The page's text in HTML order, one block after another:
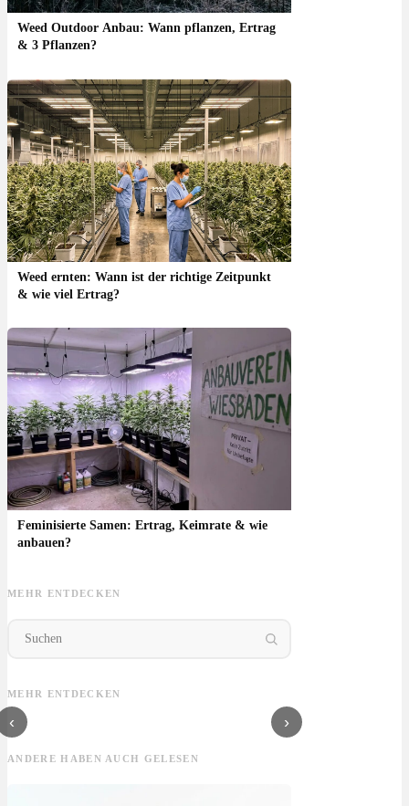
Weed Outdoor Anbau: Wann pflanzen, Ertrag
& 3 Pflanzen?
Weed ernten: Wann ist der richtige Zeitpunkt
& wie viel Ertrag?
Feminisierte Samen: Ertrag, Keimrate & wie
anbauen?
MEHR ENTDECKEN
MEHR ENTDECKEN
‹
was tun?
tun?
›
ANDERE HABEN AUCH GELESEN